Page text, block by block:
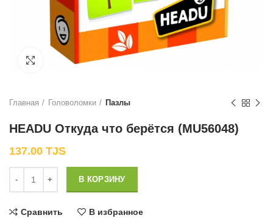
Нажмите, чтобы увеличить
Главная Головоломки Пазлы
HEADU Откуда что берётся (MU56048)
137.00 TJS
В КОРЗИНУ
Сравнить В избранное